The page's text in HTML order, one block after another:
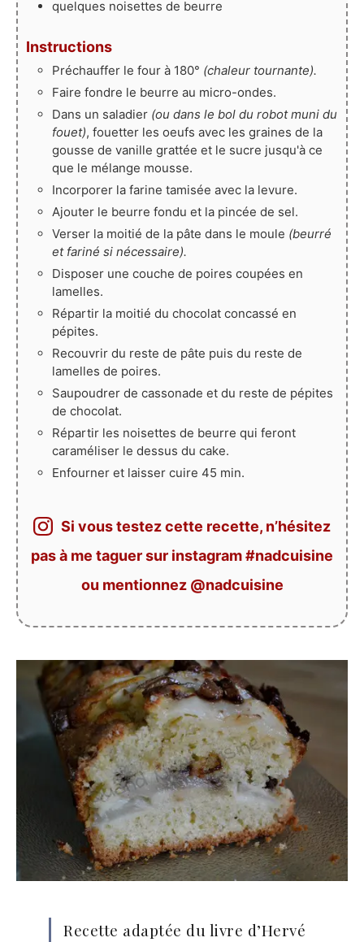
quelques noisettes de beurre
Instructions
Préchauffer le four à 180° (chaleur tournante).
Faire fondre le beurre au micro-ondes.
Dans un saladier (ou dans le bol du robot muni du
fouet), fouetter les oeufs avec les graines de la
gousse de vanille grattée et le sucre jusqu'à ce
que le mélange mousse.
Incorporer la farine tamisée avec la levure.
Ajouter le beurre fondu et la pincée de sel.
Verser la moitié de la pâte dans le moule (beurré
et fariné si nécessaire).
Disposer une couche de poires coupées en
lamelles.
Répartir la moitié du chocolat concassé en
pépites.
Recouvrir du reste de pâte puis du reste de
lamelles de poires.
Saupoudrer de cassonade et du reste de pépites
de chocolat.
Répartir les noisettes de beurre qui feront
caraméliser le dessus du cake.
Enfourner et laisser cuire 45 min.
Si vous testez cette recette, n’hésitez
pas à me taguer sur instagram #nadcuisine
ou mentionnez @nadcuisine
Recette adaptée du livre d’Hervé